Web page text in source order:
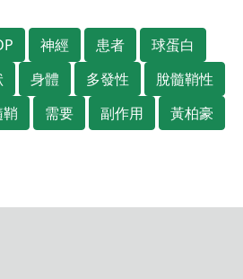
神經 患者
球蛋白
身體 多發性
脫髓鞘性
鞘 需要 副作用
黃柏豪